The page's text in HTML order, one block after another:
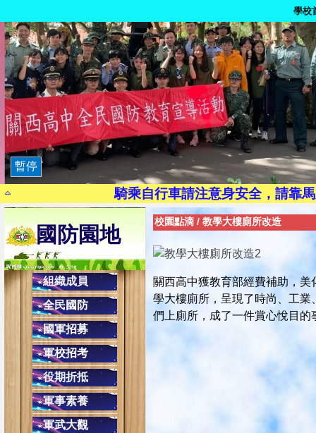
學校
暫停
9月21日為國家防災日
路口
染毒一次，代
茫一時，悔
珍惜生
騎乘自行車請注意身安全，請靠
現代國民應有交通安全三素養：1.搭乘大
2.乘副駕駛座，協助司機安全操作，避
健康上網一起來:「
避免LINE發生盜用詐騙之2
2.不隨意點選不明之網址
(二)安全空間，不做沒有把握的動作，只要
(四)防衛兼備，防止事
配合學校作息時間，課餘時避免單獨
在校遇陌生人
國防園地
組織成員
全民國防
國軍招募
軍校招考
役期折抵
軍事素養
軍武大觀
校園點滴 / 教學大樓廁所改造
關西高中獲教育部經費補助，
學大樓廁所，呈現了時尚、工
們上廁所，成了一件賞心悅目的